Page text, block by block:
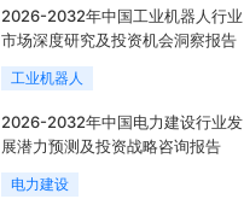
2026-2032年中国工业机器人行业
市场深度研究及投资机会洞察报告
工业机器人
2026-2032年中国电力建设行业发
展潜力预测及投资战略咨询报告
电力建设